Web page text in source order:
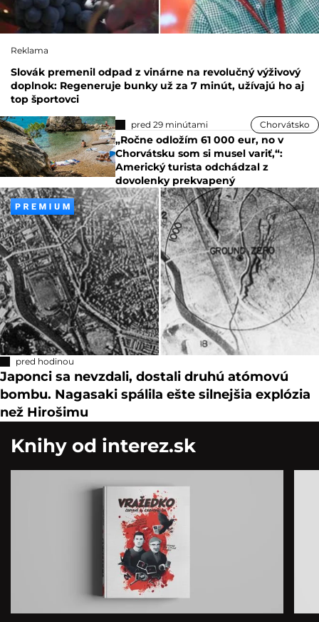
Reklama
Slovák premenil odpad z vinárne na revolučný výživový
doplnok: Regeneruje bunky už za 7 minút, užívajú ho aj
top športovci
pred 29 minútami Chorvátsko
„Ročne odložím 61 000 eur, no v
Chorvátsku som si musel variť,“:
Americký turista odchádzal z
dovolenky prekvapený
pred hodinou
Japonci sa nevzdali, dostali druhú atómovú
bombu. Nagasaki spálila ešte silnejšia explózia
než Hirošimu
Knihy od interez.sk